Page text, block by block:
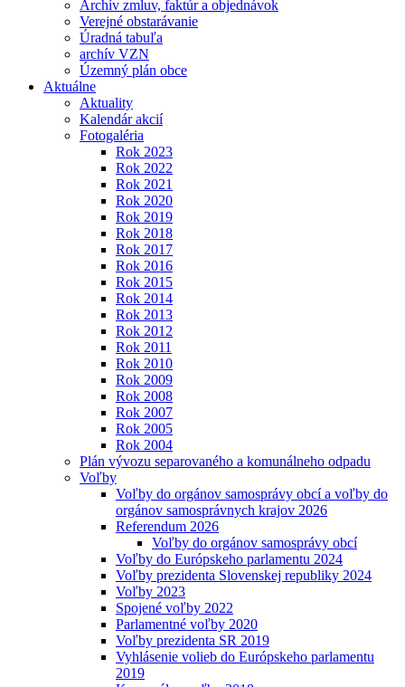
Archív zmluv, faktúr a objednávok
Verejné obstarávanie
Úradná tabuľa
archív VZN
Územný plán obce
Aktuálne
Aktuality
Kalendár akcií
Fotogaléria
Rok 2023
Rok 2022
Rok 2021
Rok 2020
Rok 2019
Rok 2018
Rok 2017
Rok 2016
Rok 2015
Rok 2014
Rok 2013
Rok 2012
Rok 2011
Rok 2010
Rok 2009
Rok 2008
Rok 2007
Rok 2005
Rok 2004
Plán vývozu separovaného a komunálneho odpadu
Voľby
Voľby do orgánov samosprávy obcí a voľby do
orgánov samosprávnych krajov 2026
Referendum 2026
Voľby do orgánov samosprávy obcí
Voľby do Európskeho parlamentu 2024
Voľby prezidenta Slovenskej republiky 2024
Voľby 2023
Spojené voľby 2022
Parlamentné voľby 2020
Voľby prezidenta SR 2019
Vyhlásenie volieb do Európskeho parlamentu
2019